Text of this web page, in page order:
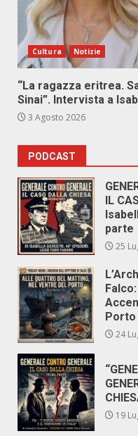
Cultura Notizie
“La ragazza eritrea.
Sinai”. Intervista a
3 Agosto 2026
PODCAST
IL
parte
25
Porto
24
19